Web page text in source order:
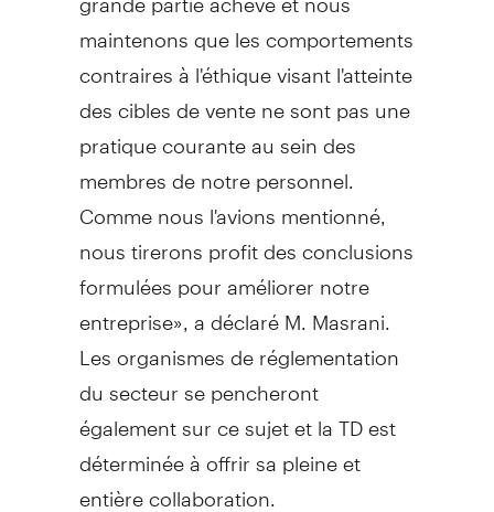
maintenons que les comportements
contraires à l'éthique visant l'atteinte
des cibles de vente ne sont pas une
pratique courante au sein des
membres de notre personnel.
Comme nous l'avions mentionné,
nous tirerons profit des conclusions
formulées pour améliorer notre
entreprise», a déclaré M. Masrani.
Les organismes de réglementation
du secteur se pencheront
également sur ce sujet et la TD est
déterminée à offrir sa pleine et
entière collaboration.